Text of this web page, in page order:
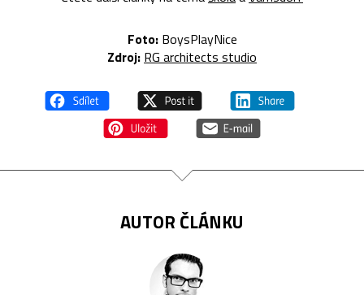
Foto:BoysPlayNice
Zdroj: RG architects studio
AUTOR ČLÁNKU